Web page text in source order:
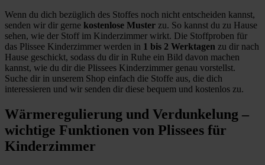
Wenn du dich bezüglich des Stoffes noch nicht entscheiden kannst,
senden wir dir gerne kostenlose Muster zu. So kannst du zu Hause
sehen, wie der Stoff im Kinderzimmer wirkt. Die Stoffproben für
das Plissee Kinderzimmer werden in 1 bis 2 Werktagen zu dir nach
Hause geschickt, sodass du dir in Ruhe ein Bild davon machen
kannst, wie du dir die Plissees Kinderzimmer genau vorstellst.
Suche dir in unserem Shop einfach die Stoffe aus, die dich
interessieren und wir senden dir diese bequem und kostenlos zu.
Wärmeregulierung und Verdunkelung –
wichtige Funktionen von Plissees für
Kinderzimmer